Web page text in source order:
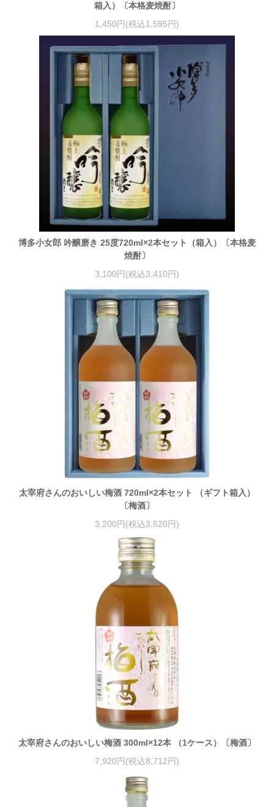
箱入）〔本格麦焼酎〕
1,450円(税込1,595円)
博多小女郎 吟醸磨き 25度720ml×2本セット（箱入）〔本格麦
焼酎〕
3,100円(税込3,410円)
太宰府さんのおいしい梅酒 720ml×2本セット （ギフト箱入）
〔梅酒〕
3,200円(税込3,520円)
太宰府さんのおいしい梅酒 300ml×12本 （1ケース）〔梅酒〕
7,920円(税込8,712円)